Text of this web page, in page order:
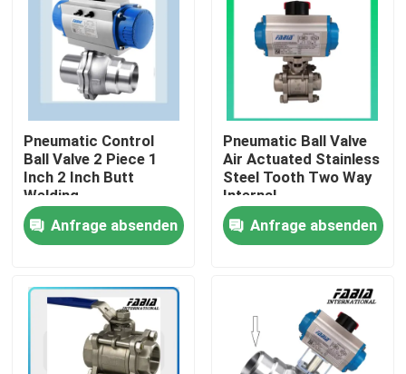
Zu Hause
Produkte
Videos
Über uns
Pneumatic Control
Ball Valve 2 Piece 1
Inch 2 Inch Butt
Welding
Anfrage absenden
Pneumatic Ball Valve
Air Actuated Stainless
Steel Tooth Two Way
Internal
Anfrage absenden